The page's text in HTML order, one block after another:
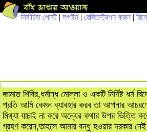
নির্বাচিত পোস্ট| লগইন | রেজিস্ট্রেশন করুন |
জামাত শিবির,ধর্মান্ধ মোল্লা ও একটি নির্দিষ্ট
প্রতি আমি কেমন ব্যাবহার করব তা আপনার
মিথ্যা যাচাই না করে অন্যের কথার উপর ভিত্তি
গ্রহণ করেন,তাহলে আমার বন্ধু হওয়ার দরকার